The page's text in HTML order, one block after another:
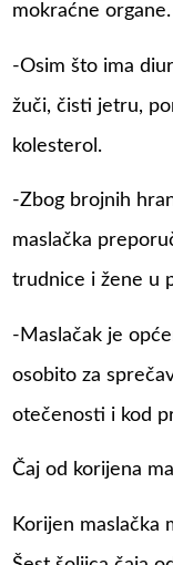
mokraćne organe.
-Osim što ima
žuči, čisti jetru,
kolesterol.
-Zbog brojnih
maslačka
trudnice i žene u
-Maslačak je
osobito za
otečenosti i kod
Čaj od korijena
Korijen maslačka